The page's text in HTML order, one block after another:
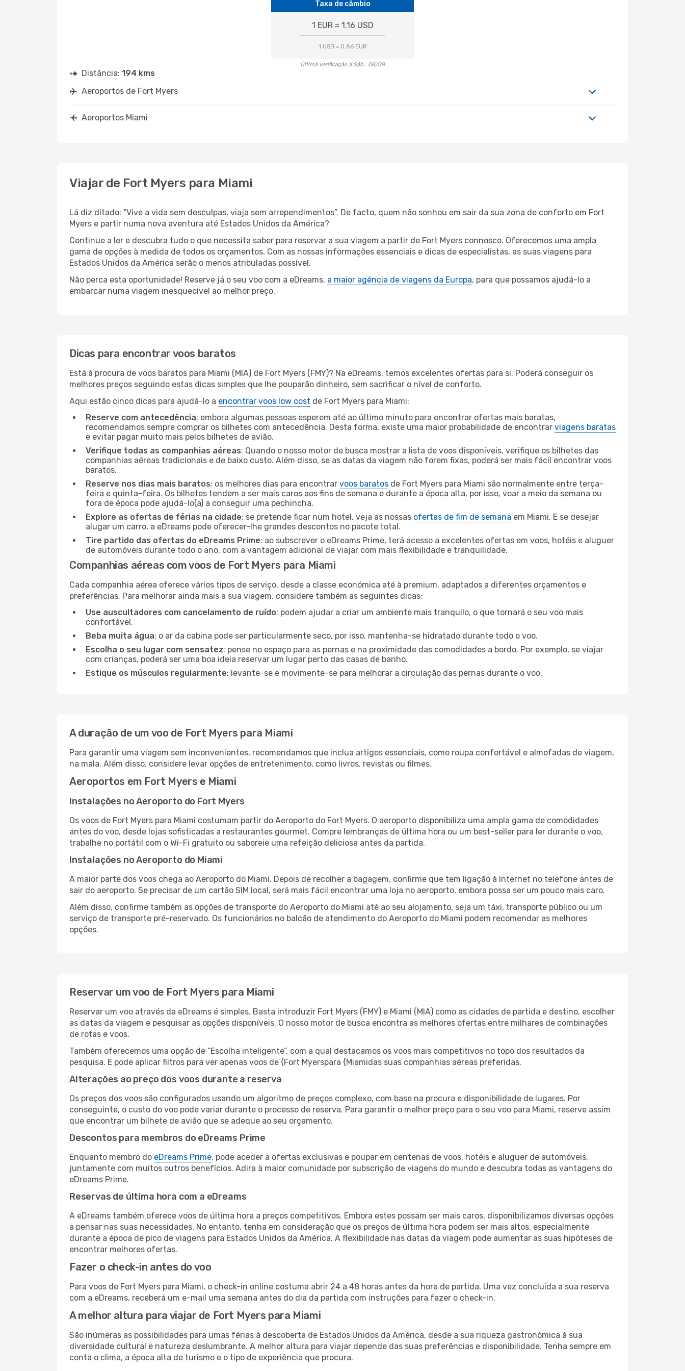
Taxa de câmbio
1 EUR = 1.16 USD
1 USD = 0.86 EUR
Última verificação a Sáb., 08/08
Distância: 194 kms
Aeroportos de Fort Myers
Aeroportos Miami
Viajar de Fort Myers para Miami
Lá diz ditado: “Vive a vida sem desculpas, viaja sem arrependimentos”. De facto, quem não sonhou em sair da sua zona de conforto em Fort
Myers e partir numa nova aventura até Estados Unidos da América?
Continue a ler e descubra tudo o que necessita saber para reservar a sua viagem a partir de Fort Myers connosco. Oferecemos uma ampla
gama de opções à medida de todos os orçamentos. Com as nossas informações essenciais e dicas de especialistas, as suas viagens para
Estados Unidos da América serão o menos atribuladas possível.
Não perca esta oportunidade! Reserve já o seu voo com a eDreams, a maior agência de viagens da Europa, para que possamos ajudá-lo a
embarcar numa viagem inesquecível ao melhor preço.
Dicas para encontrar voos baratos
Está à procura de voos baratos para Miami (MIA) de Fort Myers (FMY)? Na eDreams, temos excelentes ofertas para si. Poderá conseguir os
melhores preços seguindo estas dicas simples que lhe pouparão dinheiro, sem sacrificar o nível de conforto.
Aqui estão cinco dicas para ajudá-lo a encontrar voos low cost de Fort Myers para Miami:
Reserve com antecedência: embora algumas pessoas esperem até ao último minuto para encontrar ofertas mais baratas,
recomendamos sempre comprar os bilhetes com antecedência. Desta forma, existe uma maior probabilidade de encontrar viagens baratas
e evitar pagar muito mais pelos bilhetes de avião.
Verifique todas as companhias aéreas: Quando o nosso motor de busca mostrar a lista de voos disponíveis, verifique os bilhetes das
companhias aéreas tradicionais e de baixo custo. Além disso, se as datas da viagem não forem fixas, poderá ser mais fácil encontrar voos
baratos.
Reserve nos dias mais baratos: os melhores dias para encontrar voos baratos de Fort Myers para Miami são normalmente entre terça-
feira e quinta-feira. Os bilhetes tendem a ser mais caros aos fins de semana e durante a época alta, por isso, voar a meio da semana ou
fora de época pode ajudá-lo(a) a conseguir uma pechincha.
Explore as ofertas de férias na cidade: se pretende ficar num hotel, veja as nossas ofertas de fim de semana em Miami. E se desejar
alugar um carro, a eDreams pode oferecer-lhe grandes descontos no pacote total.
Tire partido das ofertas do eDreams Prime: ao subscrever o eDreams Prime, terá acesso a excelentes ofertas em voos, hotéis e aluguer
de automóveis durante todo o ano, com a vantagem adicional de viajar com mais flexibilidade e tranquilidade.
Companhias aéreas com voos de Fort Myers para Miami
Cada companhia aérea oferece vários tipos de serviço, desde a classe económica até à premium, adaptados a diferentes orçamentos e
preferências. Para melhorar ainda mais a sua viagem, considere também as seguintes dicas:
Use auscultadores com cancelamento de ruído: podem ajudar a criar um ambiente mais tranquilo, o que tornará o seu voo mais
confortável.
Beba muita água: o ar da cabina pode ser particularmente seco, por isso, mantenha-se hidratado durante todo o voo.
Escolha o seu lugar com sensatez: pense no espaço para as pernas e na proximidade das comodidades a bordo. Por exemplo, se viajar
com crianças, poderá ser uma boa ideia reservar um lugar perto das casas de banho.
Estique os músculos regularmente: levante-se e movimente-se para melhorar a circulação das pernas durante o voo.
A duração de um voo de Fort Myers para Miami
Para garantir uma viagem sem inconvenientes, recomendamos que inclua artigos essenciais, como roupa confortável e almofadas de viagem,
na mala. Além disso, considere levar opções de entretenimento, como livros, revistas ou filmes.
Aeroportos em Fort Myers e Miami
Instalações no Aeroporto do Fort Myers
Os voos de Fort Myers para Miami costumam partir do Aeroporto do Fort Myers. O aeroporto disponibiliza uma ampla gama de comodidades
antes do voo, desde lojas sofisticadas a restaurantes gourmet. Compre lembranças de última hora ou um best-seller para ler durante o voo,
trabalhe no portátil com o Wi-Fi gratuito ou saboreie uma refeição deliciosa antes da partida.
Instalações no Aeroporto do Miami
A maior parte dos voos chega ao Aeroporto do Miami. Depois de recolher a bagagem, confirme que tem ligação à Internet no telefone antes de
sair do aeroporto. Se precisar de um cartão SIM local, será mais fácil encontrar uma loja no aeroporto, embora possa ser um pouco mais caro.
Além disso, confirme também as opções de transporte do Aeroporto do Miami até ao seu alojamento, seja um táxi, transporte público ou um
serviço de transporte pré-reservado. Os funcionários no balcão de atendimento do Aeroporto do Miami podem recomendar as melhores
opções.
Reservar um voo de Fort Myers para Miami
Reservar um voo através da eDreams é simples. Basta introduzir Fort Myers (FMY) e Miami (MIA) como as cidades de partida e destino, escolher
as datas da viagem e pesquisar as opções disponíveis. O nosso motor de busca encontra as melhores ofertas entre milhares de combinações
de rotas e voos.
Também oferecemos uma opção de “Escolha inteligente”, com a qual destacamos os voos mais competitivos no topo dos resultados da
pesquisa. E pode aplicar filtros para ver apenas voos de {Fort Myerspara {Miamidas suas companhias aéreas preferidas.
Alterações ao preço dos voos durante a reserva
Os preços dos voos são configurados usando um algoritmo de preços complexo, com base na procura e disponibilidade de lugares. Por
conseguinte, o custo do voo pode variar durante o processo de reserva. Para garantir o melhor preço para o seu voo para Miami, reserve assim
que encontrar um bilhete de avião que se adeque ao seu orçamento.
Descontos para membros do eDreams Prime
Enquanto membro do eDreams Prime, pode aceder a ofertas exclusivas e poupar em centenas de voos, hotéis e aluguer de automóveis,
juntamente com muitos outros benefícios. Adira à maior comunidade por subscrição de viagens do mundo e descubra todas as vantagens do
eDreams Prime.
Reservas de última hora com a eDreams
A eDreams também oferece voos de última hora a preços competitivos. Embora estes possam ser mais caros, disponibilizamos diversas opções
a pensar nas suas necessidades. No entanto, tenha em consideração que os preços de última hora podem ser mais altos, especialmente
durante a época de pico de viagens para Estados Unidos da América. A flexibilidade nas datas da viagem pode aumentar as suas hipóteses de
encontrar melhores ofertas.
Fazer o check-in antes do voo
Para voos de Fort Myers para Miami, o check-in online costuma abrir 24 a 48 horas antes da hora de partida. Uma vez concluída a sua reserva
com a eDreams, receberá um e-mail uma semana antes do dia da partida com instruções para fazer o check-in.
A melhor altura para viajar de Fort Myers para Miami
São inúmeras as possibilidades para umas férias à descoberta de Estados Unidos da América, desde a sua riqueza gastronómica à sua
diversidade cultural e natureza deslumbrante. A melhor altura para viajar depende das suas preferências e disponibilidade. Tenha sempre em
conta o clima, a época alta de turismo e o tipo de experiência que procura.